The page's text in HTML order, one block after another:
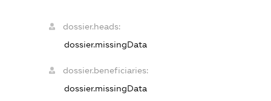
dossier.heads:
dossier.missingData
dossier.beneficiaries:
dossier.missingData